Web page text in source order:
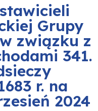
Grupy
związku z
341.
r. na
2024